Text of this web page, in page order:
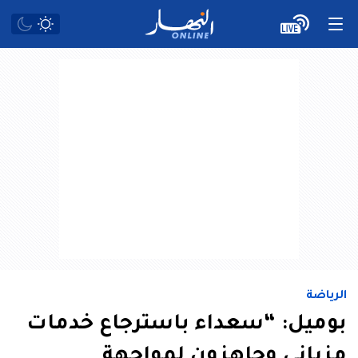
الرياضة
بوميل: “سعداء باسترجاع خدمات